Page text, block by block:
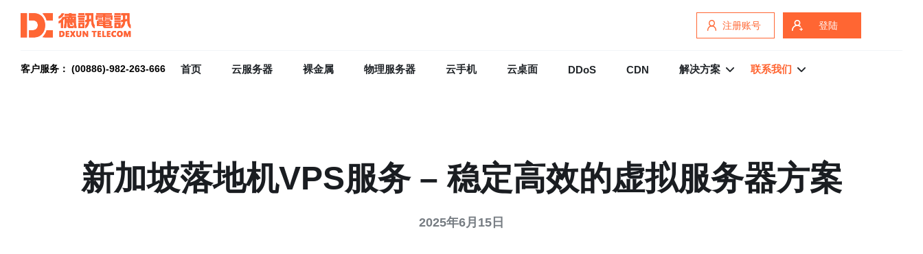
注册账号 登陆
客户服务： (00886)-982-263-666 首页 云服务器 裸金属 物理服务器 云手机 云桌面 DDoS CDN 解决方案 联系我们
新加坡落地机VPS服务 – 稳定高效的虚拟服务器方案
2025年6月15日